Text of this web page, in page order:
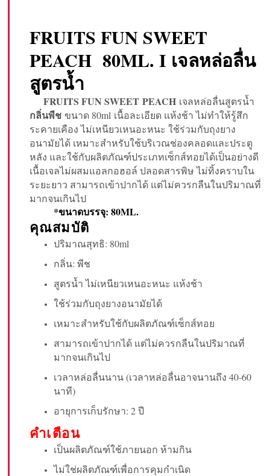
FRUITS FUN SWEET
PEACH 80ML. I เจลหล่อลื่น
สูตรน้ำ
FRUITS FUN SWEET PEACH เจลหล่อลื่นสูตรน้ำ
กลิ่นพีช ขนาด 80ml เนื้อละเอียด แห้งช้า ไม่ทำให้รู้สึก
ระคายเคือง ไม่เหนียวเหนอะหนะ ใช้ร่วมกับถุงยาง
อนามัยได้ เหมาะสำหรับใช้บริเวณช่องคลอดและประตู
หลัง และใช้กับผลิตภัณฑ์ประเภทเซ็กส์ทอยได้เป็นอย่างดี
เนื้อเจลไม่ผสมแอลกอฮอล์ ปลอดสารพิษ ไม่ทิ้งคราบใน
ระยะยาว สามารถเข้าปากได้ แต่ไม่ควรกลืนในปริมาณที่
มากจนเกินไป
*ขนาดบรรจุ: 80ML.
คุณสมบัติ
ปริมาณสุทธิ: 80ml
กลิ่น: พีช
สูตรน้ำ ไม่เหนียวเหนอะหนะ แห้งช้า
ใช้ร่วมกับถุงยางอนามัยได้
เหมาะสำหรับใช้กับผลิตภัณฑ์เซ็กส์ทอย
สามารถเข้าปากได้ แต่ไม่ควรกลืนในปริมาณที่
มากจนเกินไป
เวลาหล่อลื่นนาน (เวลาหล่อลื่นอาจนานถึง 40-60
นาที)
อายุการเก็บรักษา: 2 ปี
คำเตือน
เป็นผลิตภัณฑ์ใช้ภายนอก ห้ามกิน
ไม่ใช่ผลิตภัณฑ์เพื่อการคุมกำเนิด